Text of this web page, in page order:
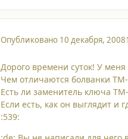
Опубликовано 10 декабря, 2008
Дорого времени суток! У меня
Чем отличаются болванки
Есть ли заменитель ключа
Если есть, как он выглядит и
:539: